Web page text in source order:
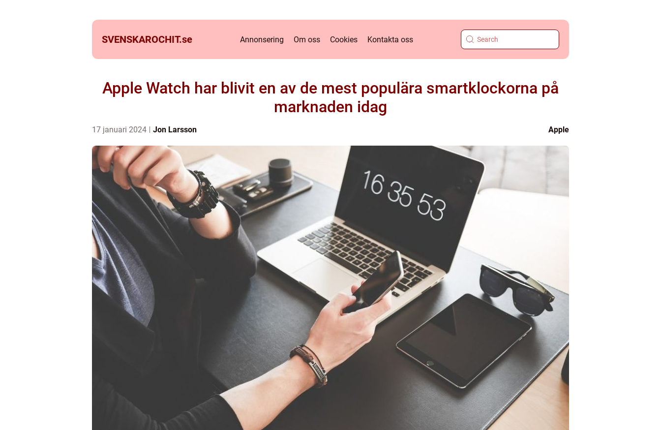
SVENSKAROCHIT.se Annonsering Om oss Cookies Kontakta oss
Apple Watch har blivit en av de mest populära smartklockorna på
marknaden idag
17 januari 2024 Jon Larsson Apple